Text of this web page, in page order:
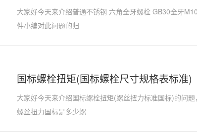
大家好今天来介绍普通不锈钢 六角全牙螺栓 GB30全牙
件小编对此问题的归
国标螺栓扭矩(国标螺栓尺寸规格表标准)
大家好今天来介绍国标螺栓扭矩(螺丝扭力标准国标)的问
螺丝扭力国标是多少螺